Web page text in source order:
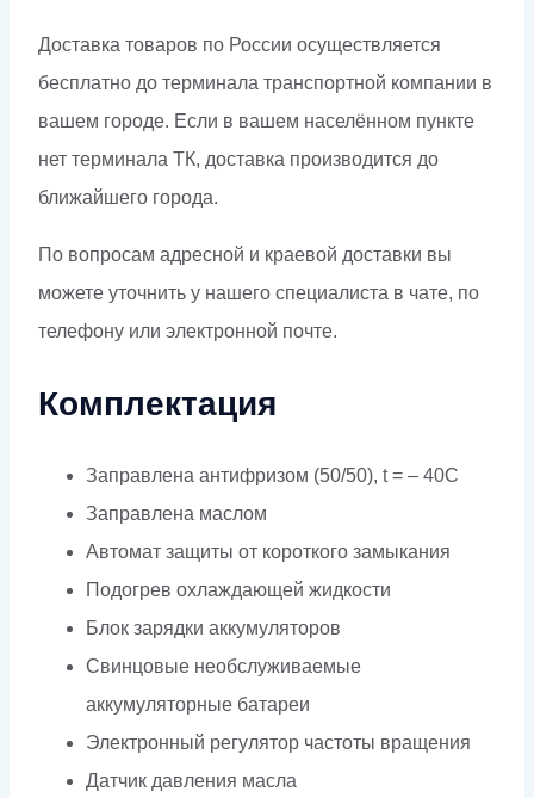
Доставка товаров по России осуществляется
бесплатно до терминала транспортной компании в
вашем городе. Если в вашем населённом пункте
нет терминала ТК, доставка производится до
ближайшего города.
По вопросам адресной и краевой доставки вы
можете уточнить у нашего специалиста в чате, по
телефону или электронной почте.
Комплектация
Заправлена антифризом (50/50), t = – 40C
Заправлена маслом
Автомат защиты от короткого замыкания
Подогрев охлаждающей жидкости
Блок зарядки аккумуляторов
Свинцовые необслуживаемые
аккумуляторные батареи
Электронный регулятор частоты вращения
Датчик давления масла